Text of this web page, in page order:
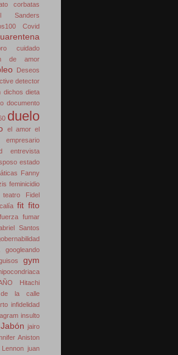
corbatas
Sanders
Covid
cuidado
de amor
Deseos
detector
dichos dieta
documento
duelo
el amor el
empresario
entrevista
estado
Fanny
feminicidio
Fidel
fit fito
fuerza
fumar
Santos
googleando
gym
hipocondriaca
Hitachi
de la calle
infidelidad
insulto
Jabón jairo
Aniston
juan